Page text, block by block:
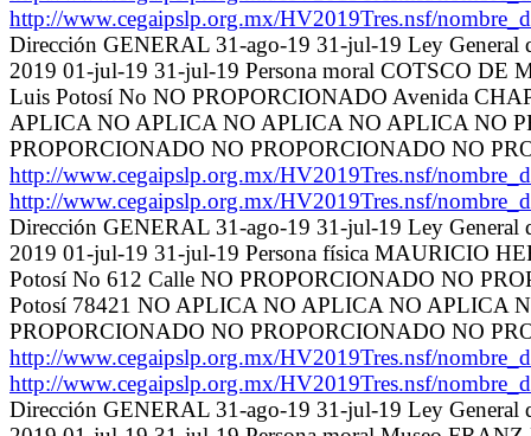
http://www.cegaipslp.org.mx/HV2019Tres.nsf/
Dirección GENERAL 31-ago-19 31-jul-19 Ley
2019 01-jul-19 31-jul-19 Persona moral COTSCO
Luis Potosí No NO PROPORCIONADO Avenida
APLICA NO APLICA NO APLICA NO APLICA NO
PROPORCIONADO NO PROPORCIONADO NO
http://www.cegaipslp.org.mx/HV2019Tres.nsf/
http://www.cegaipslp.org.mx/HV2019Tres.nsf/
Dirección GENERAL 31-ago-19 31-jul-19 Ley
2019 01-jul-19 31-jul-19 Persona física MAURICIO
Potosí No 612 Calle NO PROPORCIONADO NO
Potosí 78421 NO APLICA NO APLICA NO APLICA
PROPORCIONADO NO PROPORCIONADO NO
http://www.cegaipslp.org.mx/HV2019Tres.nsf/
http://www.cegaipslp.org.mx/HV2019Tres.nsf/
Dirección GENERAL 31-ago-19 31-jul-19 Ley